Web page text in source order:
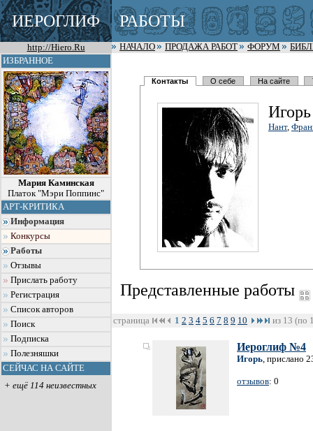
ИЕРОГЛИФ РАБОТЫ
http://Hiero.Ru НАЧАЛО ПРОДАЖА РАБОТ ФОРУМ
ИЗБРАННОЕ
Мария Каминская
Платок "Мэри Поппинс"
АРТ-КРИТИКА
Информация
Конкурсы
Работы
Отзывы
Прислать работу
Регистрация
Список авторов
Поиск
Подписка
Полезняшки
СЕЙЧАС НА САЙТЕ
+ ещё 114 неизвестных
Контакты О себе На сайте
Игорь
Нант,
Представленные работы
страница 1 2 3 4 5 6 7 8 9 10 из 13 (по
Иероглиф №4
Игорь, прислано
отзывов: 0